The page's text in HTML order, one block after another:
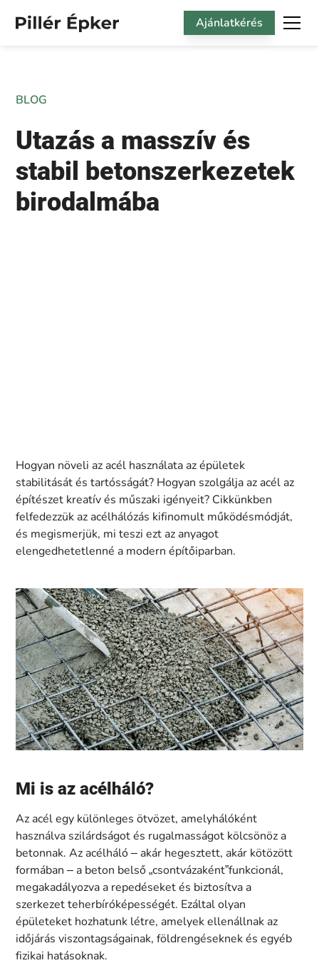
Ajánlatkérés
BLOG
Utazás a masszív és
stabil betonszerkezetek
birodalmába
Hogyan növeli az acél használata az épületek
stabilitását és tartósságát? Hogyan szolgálja az acél az
építészet kreatív és műszaki igényeit? Cikkünkben
felfedezzük az acélhálózás kifinomult működésmódját,
és megismerjük, mi teszi ezt az anyagot
elengedhetetlenné a modern építőiparban.
Mi is az acélháló?
Az acél egy különleges ötvözet, amelyhálóként
használva szilárdságot és rugalmasságot kölcsönöz a
betonnak. Az acélháló – akár hegesztett, akár kötözött
formában – a beton belső „csontvázaként”funkcionál,
megakadályozva a repedéseket és biztosítva a
szerkezet teherbíróképességét. Ezáltal olyan
épületeket hozhatunk létre, amelyek ellenállnak az
időjárás viszontagságainak, földrengéseknek és egyéb
fizikai hatásoknak.